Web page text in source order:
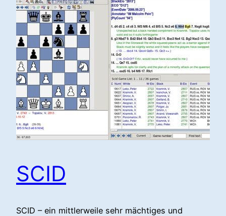
SCID
SCID – ein mittlerweile sehr mächtiges und